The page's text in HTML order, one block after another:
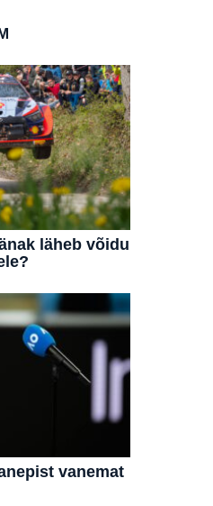
läheb võidu
vanemat